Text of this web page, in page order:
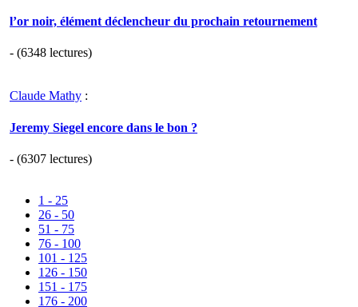
l’or noir, élément déclencheur du prochain retournement
- (6348 lectures)
Claude Mathy :
Jeremy Siegel encore dans le bon ?
- (6307 lectures)
1 - 25
26 - 50
51 - 75
76 - 100
101 - 125
126 - 150
151 - 175
176 - 200